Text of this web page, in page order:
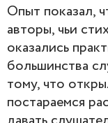
Опыт показал,
авторы, чьи
оказались
большинства
тому, что
постараемся